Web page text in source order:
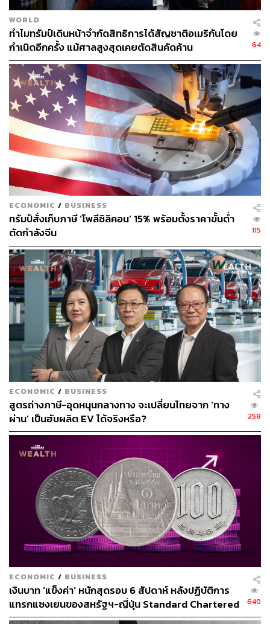
TAGS:
พันธบัตรรัฐบาลจีน
China รัฐบาลจีน
ดอกเบี้ย
Bond Yield
173
ABOUT THE AUTHOR
ตฤณ ตารพล
Junior Content Creator ประจำกอง
WEALTH
WORLD
ทำไมทรัมป์เดินหน้าจำกัดสิทธิการได้สัญชาติอเมริกันโดย
กำเนิดอีกครั้ง แม้ศาลสูงสุดเคยตัดสินคัดค้าน
64
ECONOMIC / BUSINESS
ทรัมป์สั่งเก็บภาษี ‘โพลีซิลิคอน’ 15% พร้อมตั้งราคาขั้นต่ำ
ตัดกำลังจีน
115
ECONOMIC / BUSINESS
สูตรถ่างภาษี-อุดหนุนกลางทาง จะเปลี่ยนไทยจาก ‘ทาง
ผ่าน’ เป็นฮับผลิต EV ได้จริงหรือ?
258
ECONOMIC / BUSINESS
เงินบาท ‘แข็งค่า’ หนักสุดรอบ 6 สัปดาห์ หลังปฏิบัติการ
แทรกแซงเยนของสหรัฐฯ-ญี่ปุ่น Standard Chartered
เปิดเป้าสิ้นปีนี้จ่อแข็งต่อแตะ 32.50 บาทต่อดอลลาร์
640